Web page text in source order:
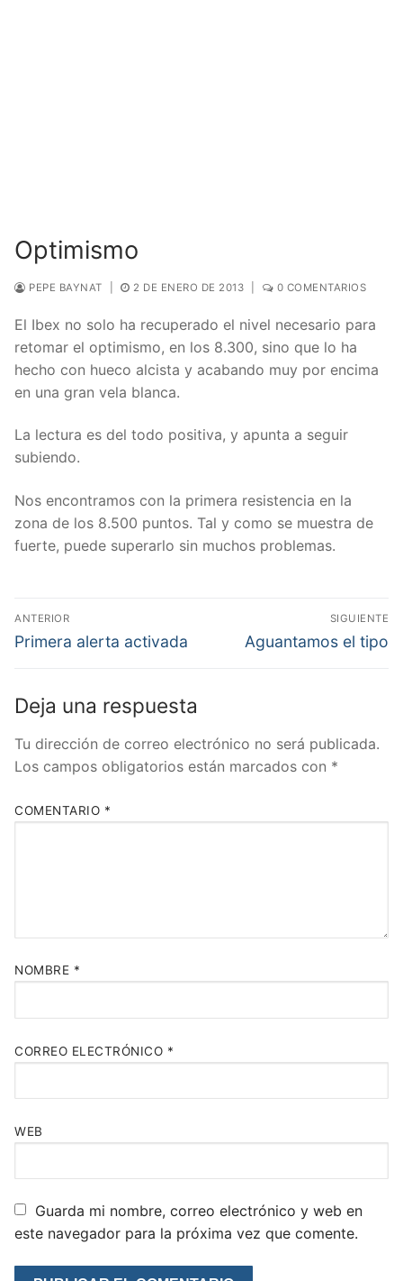
Optimismo
PEPE BAYNAT 2 DE ENERO DE 2013 0 COMENTARIOS
El Ibex no solo ha recuperado el nivel necesario para
retomar el optimismo, en los 8.300, sino que lo ha
hecho con hueco alcista y acabando muy por encima
en una gran vela blanca.
La lectura es del todo positiva, y apunta a seguir
subiendo.
Nos encontramos con la primera resistencia en la
zona de los 8.500 puntos. Tal y como se muestra de
fuerte, puede superarlo sin muchos problemas.
Navegación
de
ANTERIOR
Entrada
Primera alerta activada
SIGUIENTE
Entrada
Aguantamos el tipo
Deja una respuesta
Tu dirección de correo electrónico no será publicada.
Los campos obligatorios están marcados con *
COMENTARIO *
NOMBRE *
CORREO ELECTRÓNICO *
WEB
Guarda mi nombre, correo electrónico y web en
este navegador para la próxima vez que comente.